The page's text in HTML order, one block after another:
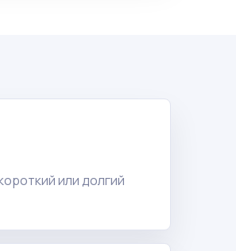
или долгий